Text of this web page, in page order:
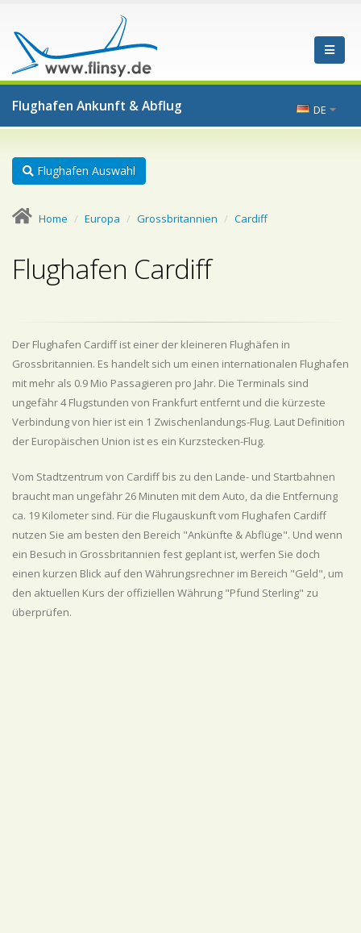
Flughafen Ankunft & Abflug DE
Flughafen Auswahl
Home Europa Grossbritannien Cardiff
Flughafen Cardiff
Der Flughafen Cardiff ist einer der kleineren Flughäfen in
Grossbritannien. Es handelt sich um einen internationalen Flughafen
mit mehr als 0.9 Mio Passagieren pro Jahr. Die Terminals sind
ungefähr 4 Flugstunden von Frankfurt entfernt und die kürzeste
Verbindung von hier ist ein 1 Zwischenlandungs-Flug. Laut Definition
der Europäischen Union ist es ein Kurzstecken-Flug.
Vom Stadtzentrum von Cardiff bis zu den Lande- und Startbahnen
braucht man ungefähr 26 Minuten mit dem Auto, da die Entfernung
ca. 19 Kilometer sind. Für die Flugauskunft vom Flughafen Cardiff
nutzen Sie am besten den Bereich "Ankünfte & Abflüge". Und wenn
ein Besuch in Grossbritannien fest geplant ist, werfen Sie doch
einen kurzen Blick auf den Währungsrechner im Bereich "Geld", um
den aktuellen Kurs der offiziellen Währung "Pfund Sterling" zu
überprüfen.